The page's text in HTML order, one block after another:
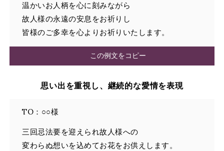
温かいお人柄を心に刻みながら
故人様の永遠の安息をお祈りし
皆様のご多幸を心よりお祈りいたします。
この例文をコピー
思い出を重視し、継続的な愛情を表現
TO：○○様
三回忌法要を迎えられ故人様への
変わらぬ想いを込めてお花をお供えします。